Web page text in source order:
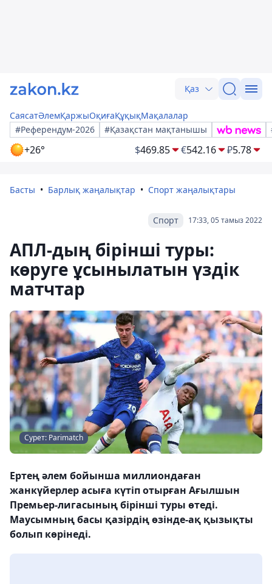
Қаз
СаясатӘлемҚаржыОқиғаҚұқықМақалалар
#Референдум-2026
#Қазақстан мақтанышы
+26° $469.85 €542.16 ₽5.78
Басты Барлық жаңалықтар Спорт жаңалықтары
17:33, 05 тамыз 2022
Спорт
АПЛ-дың бірінші туры:
көруге ұсынылатын үздік
матчтар
Сурет: Parimatch
Ертең әлем бойынша миллиондаған
жанкүйерлер асыға күтіп отырған Ағылшын
Премьер-лигасының бірінші туры өтеді.
Маусымның басы қазірдің өзінде-ақ қызықты
болып көрінеді.